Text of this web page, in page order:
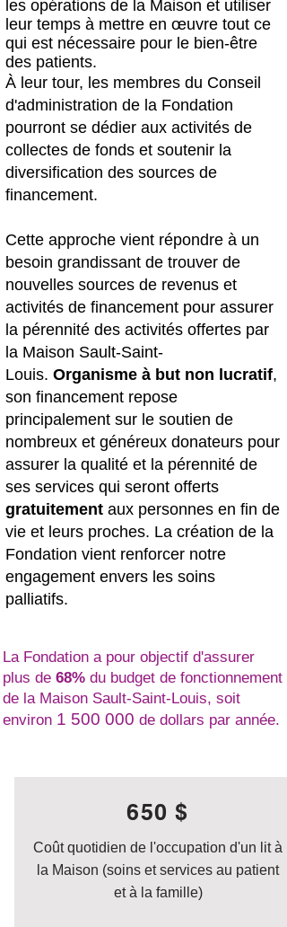
les opérations de la Maison et utiliser
leur temps à mettre en œuvre tout ce
qui est nécessaire pour le bien-être
des patients.
À leur tour, les membres du Conseil
d'administration de la Fondation
pourront se dédier aux activités de
collectes de fonds et soutenir la
diversification des sources de
financement.
Cette approche vient répondre à un
besoin grandissant de trouver de
nouvelles sources de revenus et
activités de financement pour assurer
la pérennité des activités offertes par
la Maison Sault-Saint-
Louis. Organisme à but non lucratif,
son financement repose
principalement sur le soutien de
nombreux et généreux donateurs pour
assurer la qualité et la pérennité de
ses services qui seront offerts
gratuitement aux personnes en fin de
vie et leurs proches. La création de la
Fondation vient renforcer notre
engagement envers les soins
palliatifs.
La Fondation a pour objectif d'assurer
plus de 68% du budget de fonctionnement
de la Maison Sault-Saint-Louis, soit
environ 1 500 000 de dollars par année.
650 $
Coût quotidien de l'occupation d'un lit à
la Maison (soins et services au patient
et à la famille)